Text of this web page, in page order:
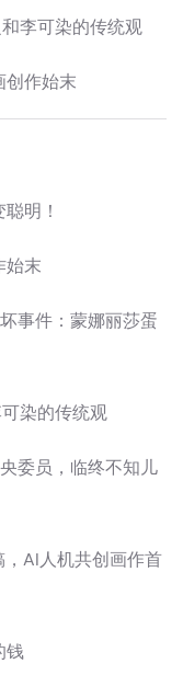
李可染的传统观
创作始末
明！
始末
事件：蒙娜丽莎蛋
染的传统观
委员，临终不知儿
AI人机共创画作首
钱